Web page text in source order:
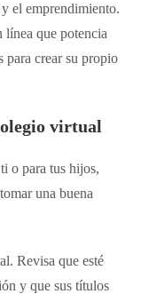
el emprendimiento.
línea que potencia
para crear su propio
virtual
o para tus hijos,
una buena
Revisa que esté
y que sus títulos